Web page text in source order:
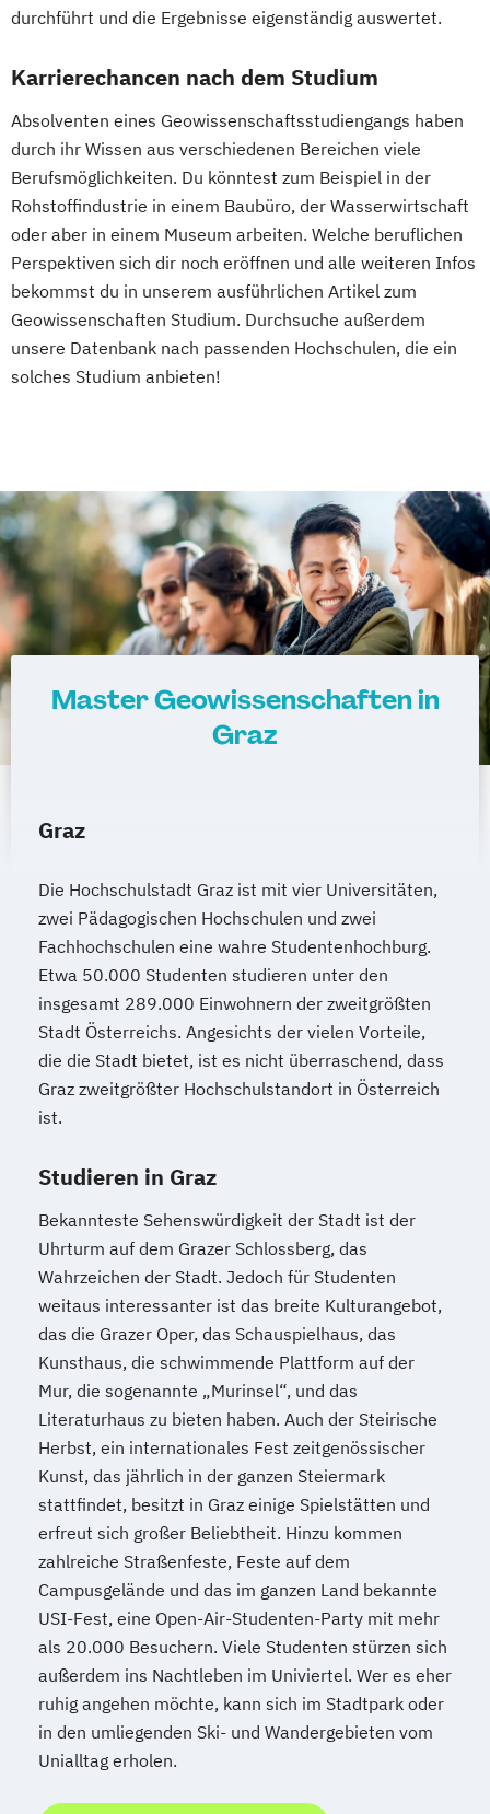
Sozialkunde und Politische Bildung
Global Studies
Global Studies on Management and
Information Science (GLOMIS)
Griechisch Griechisch (Lehramt)
Grundlagen theologischer Wissenschaft
Inclusive Education Industrial Ecology
Informatik (Lehramt)
Instrumentalmusikerziehung (Lehramt)
Interdisziplinäres Doktorat an der URBI
Kulturen
Katholische Fachtheologie
Katholische Religion (Lehramt)
Katholische Religionspädagogik
Katholische Theologie
Konferenzdolmetschen Kunstgeschichte
Leadership – eigenverantwortlich Handeln
in Gesellschaft und Wirtschaft
Mathematics
Molekulare Mikrobiologie
Musikerziehung (Lehramt) Musikologie
Nachhaltige Stadt- und
Regionalentwicklung
Naturwissenschaften Doktoratsstudium
Naturwissenschaftliches Doktorat an der
URBI Fakultät
Pflanzenwissenschaften
Philosophie
Physics
Economic and Legal Philosophy (PELP)
Politische und Empirische Ökonomik
Psychologie
Psychologie/Philosophie (Lehramt)
Pädagogik Rechtswissenschaften
Rechtswissenschaften Doktoratsstudium
Religionswissenschaft
Religionswissenschaft Doktoratsstudium
Romanistik (Französisch)
Romanistik (Italienisch)
Romanistik (Spanisch)
Romanistik Master (Französisch
Italienisch Spanisch) Russisch
Russisch (Lehramt) Slowenisch
Slowenisch (Lehramt)
South-Eastern European Studies
Sozial- und Wirtschaftswissenschaften
Doktoratsstudium
Sozialpädagogik
Space Sciences and Earth from Space
durchführt und die Ergebnisse eigenständig auswertet.
Karrierechancen nach dem Studium
Absolventen eines Geowissenschaftsstudiengangs haben
durch ihr Wissen aus verschiedenen Bereichen viele
Berufsmöglichkeiten. Du könntest zum Beispiel in der
Rohstoffindustrie in einem Baubüro, der Wasserwirtschaft
oder aber in einem Museum arbeiten. Welche beruflichen
Perspektiven sich dir noch eröffnen und alle weiteren Infos
bekommst du in unserem ausführlichen Artikel zum
Geowissenschaften Studium. Durchsuche außerdem
unsere Datenbank nach passenden Hochschulen, die ein
solches Studium anbieten!
Master Geowissenschaften in
Graz
Graz
Die Hochschulstadt Graz ist mit vier Universitäten,
zwei Pädagogischen Hochschulen und zwei
Fachhochschulen eine wahre Studentenhochburg.
Etwa 50.000 Studenten studieren unter den
insgesamt 289.000 Einwohnern der zweitgrößten
Stadt Österreichs. Angesichts der vielen Vorteile,
die die Stadt bietet, ist es nicht überraschend, dass
Graz zweitgrößter Hochschulstandort in Österreich
ist.
Studieren in Graz
Bekannteste Sehenswürdigkeit der Stadt ist der
Uhrturm auf dem Grazer Schlossberg, das
Wahrzeichen der Stadt. Jedoch für Studenten
weitaus interessanter ist das breite Kulturangebot,
das die Grazer Oper, das Schauspielhaus, das
Kunsthaus, die schwimmende Plattform auf der
Mur, die sogenannte „Murinsel“, und das
Literaturhaus zu bieten haben. Auch der Steirische
Herbst, ein internationales Fest zeitgenössischer
Kunst, das jährlich in der ganzen Steiermark
stattfindet, besitzt in Graz einige Spielstätten und
erfreut sich großer Beliebtheit. Hinzu kommen
zahlreiche Straßenfeste, Feste auf dem
Campusgelände und das im ganzen Land bekannte
USI-Fest, eine Open-Air-Studenten-Party mit mehr
als 20.000 Besuchern. Viele Studenten stürzen sich
außerdem ins Nachtleben im Univiertel. Wer es eher
ruhig angehen möchte, kann sich im Stadtpark oder
in den umliegenden Ski- und Wandergebieten vom
Unialltag erholen.